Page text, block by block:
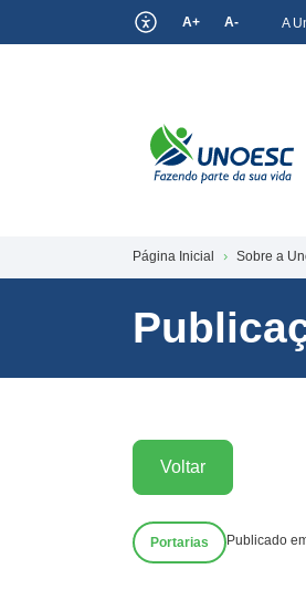
A+ A- A
Página Inicial Sobre a
Voltar
Portarias Publicado